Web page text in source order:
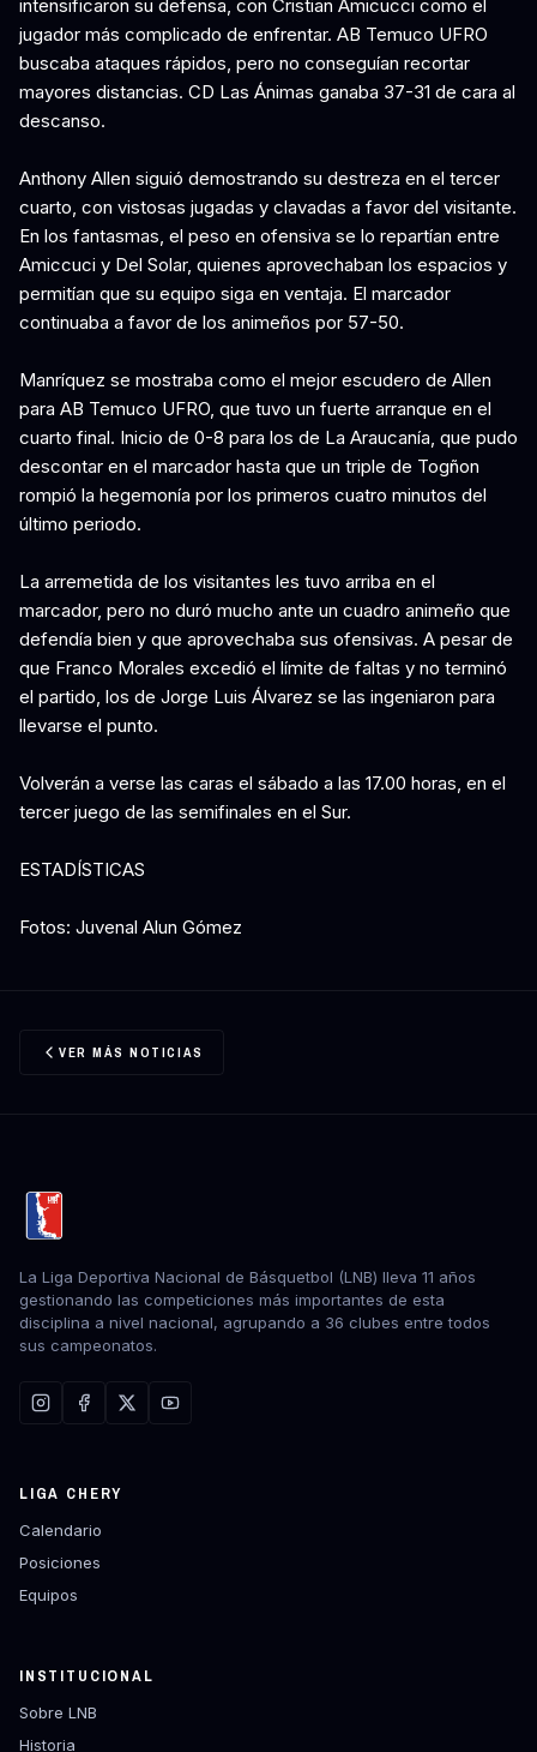
intensificaron su defensa, con Cristian Amicucci como el
jugador más complicado de enfrentar. AB Temuco UFRO
buscaba ataques rápidos, pero no conseguían recortar
mayores distancias. CD Las Ánimas ganaba 37-31 de cara al
descanso.
Anthony Allen siguió demostrando su destreza en el tercer
cuarto, con vistosas jugadas y clavadas a favor del visitante.
En los fantasmas, el peso en ofensiva se lo repartían entre
Amiccuci y Del Solar, quienes aprovechaban los espacios y
permitían que su equipo siga en ventaja. El marcador
continuaba a favor de los animeños por 57-50.
Manríquez se mostraba como el mejor escudero de Allen
para AB Temuco UFRO, que tuvo un fuerte arranque en el
cuarto final. Inicio de 0-8 para los de La Araucanía, que pudo
descontar en el marcador hasta que un triple de Togñon
rompió la hegemonía por los primeros cuatro minutos del
último periodo.
La arremetida de los visitantes les tuvo arriba en el
marcador, pero no duró mucho ante un cuadro animeño que
defendía bien y que aprovechaba sus ofensivas. A pesar de
que Franco Morales excedió el límite de faltas y no terminó
el partido, los de Jorge Luis Álvarez se las ingeniaron para
llevarse el punto.
Volverán a verse las caras el sábado a las 17.00 horas, en el
tercer juego de las semifinales en el Sur.
ESTADÍSTICAS
Fotos: Juvenal Alun Gómez
VER MÁS NOTICIAS
La Liga Deportiva Nacional de Básquetbol (LNB) lleva 11 años
gestionando las competiciones más importantes de esta
disciplina a nivel nacional, agrupando a 36 clubes entre todos
sus campeonatos.
LIGA CHERY
Calendario
Posiciones
Equipos
INSTITUCIONAL
Sobre LNB
Historia